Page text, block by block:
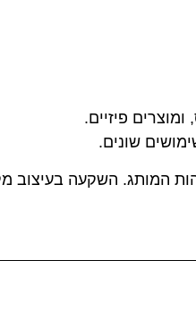
פיזיים.
שונים.
זהות המותג. השקעה